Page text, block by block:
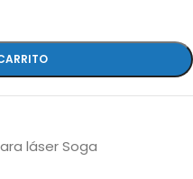
láser Soga